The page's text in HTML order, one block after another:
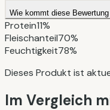
Wie kommt diese
Protein11%
Fleischanteil70%
Feuchtigkeit78%
Dieses Produkt ist
Im Vergleich